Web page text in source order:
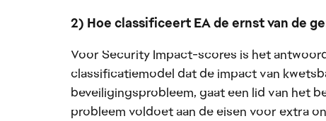
2) Hoe classificeert EA de ernst van de
Voor Security Impact-scores is het
classificatiemodel dat de impact van
beveiligingsprobleem, gaat een lid van het
probleem voldoet aan de eisen voor extra